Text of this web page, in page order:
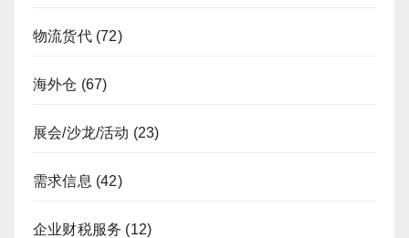
物流货代(72)
海外仓 (67)
展会/沙龙/活动 (23)
需求信息 (42)
企业财税服务 (12)